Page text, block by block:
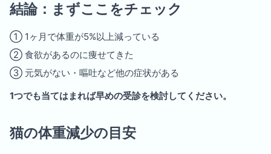
結論：まずここをチェック
① 1ヶ月で体重が5%以上減っている
② 食欲があるのに痩せてきた
③ 元気がない・嘔吐など他の症状がある
1つでも当てはまれば早めの受診を検討してください。
猫の体重減少の目安